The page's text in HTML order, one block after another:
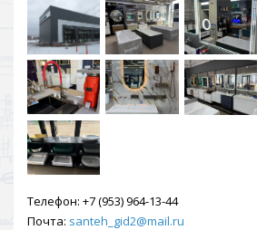
Телефон: +7 (953) 964-13-44
Почта: santeh_gid2@mail.ru